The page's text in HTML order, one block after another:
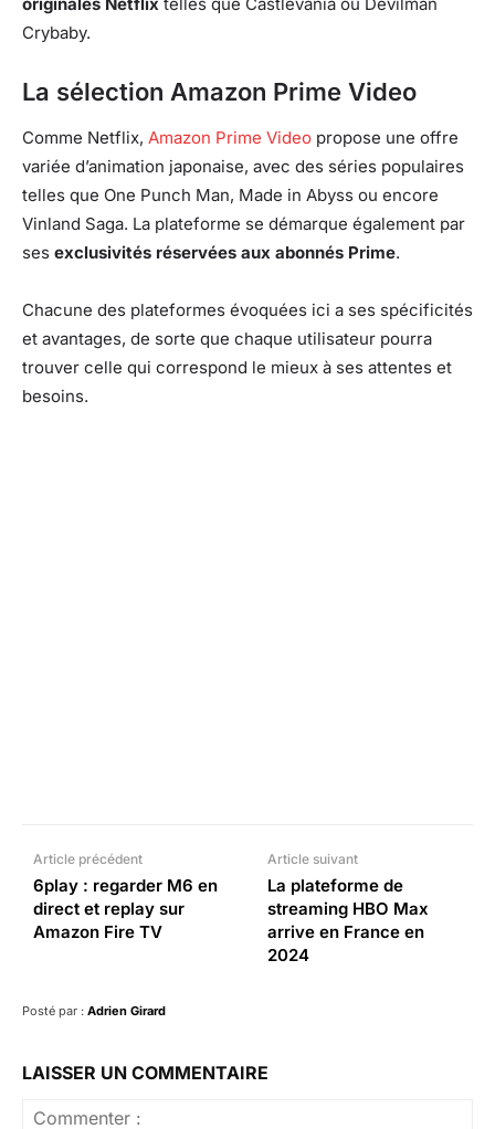
Crybaby.
La sélection Amazon Prime Video
Comme Netflix, Amazon Prime Video propose une offre
variée d’animation japonaise, avec des séries populaires
telles que One Punch Man, Made in Abyss ou encore
Vinland Saga. La plateforme se démarque également par
ses exclusivités réservées aux abonnés Prime.
Chacune des plateformes évoquées ici a ses spécificités
et avantages, de sorte que chaque utilisateur pourra
trouver celle qui correspond le mieux à ses attentes et
besoins.
Article précédent
6play : regarder M6 en
direct et replay sur
Amazon Fire TV
Article suivant
La plateforme de
streaming HBO Max
arrive en France en
2024
Posté par : Adrien Girard
LAISSER UN COMMENTAIRE